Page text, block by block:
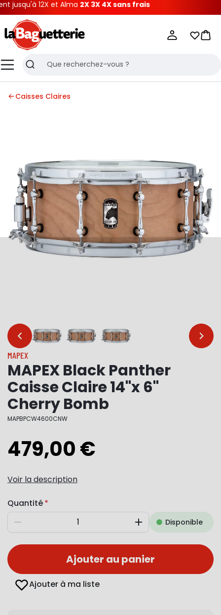
12X et Alma2X 3X 4X sans frais
MenuRecherche
Mes
Caisses Claires
… …
MAPEX
MAPEX Black Panther
Caisse Claire 14"x 6"
Cherry Bomb
MAPBPCW4600CNW
479,00 €
Voir la description
Quantité
Diminuer AugmenterDisponible
Ajouter au panier
Ajouter à ma liste